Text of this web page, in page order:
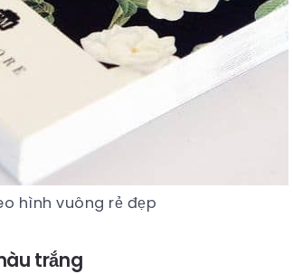
hình vuông rẻ đẹp
trắng